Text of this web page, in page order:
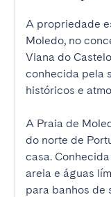
A propriedade
Moledo, no
Viana do
conhecida pela
históricos e
A Praia de
do norte de
casa.
areia e águas
para banhos de